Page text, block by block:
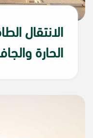
الانتقال
الحارة